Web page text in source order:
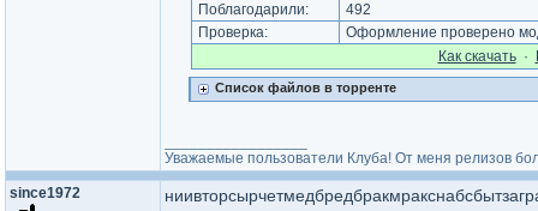
Поблагодарили:
492
Проверка:
Оформление проверено
Как cкачать·
Список файлов в торренте
Уважаемые пользователи Клуба! От меня релизов
since1972